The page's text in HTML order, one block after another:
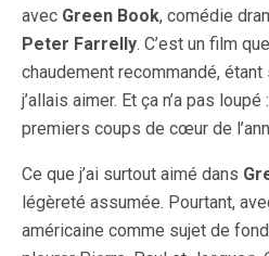
avec Green Book, comédie
Peter Farrelly. C’est un film
chaudement recommandé,
j’allais aimer. Et ça n’a pas loupé
premiers coups de cœur de
Ce que j’ai surtout aimé dans
légèreté assumée. Pourtant,
américaine comme sujet de